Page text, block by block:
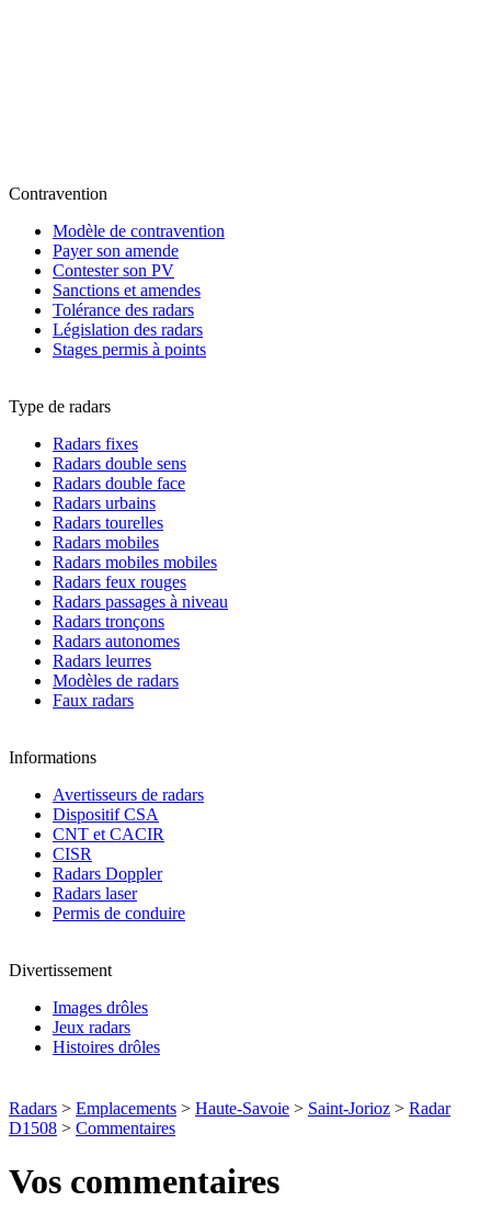
Contravention
Modèle de contravention
Payer son amende
Contester son PV
Sanctions et amendes
Tolérance des radars
Législation des radars
Stages permis à points
Type de radars
Radars fixes
Radars double sens
Radars double face
Radars urbains
Radars tourelles
Radars mobiles
Radars mobiles mobiles
Radars feux rouges
Radars passages à niveau
Radars tronçons
Radars autonomes
Radars leurres
Modèles de radars
Faux radars
Informations
Avertisseurs de radars
Dispositif CSA
CNT et CACIR
CISR
Radars Doppler
Radars laser
Permis de conduire
Divertissement
Images drôles
Jeux radars
Histoires drôles
Radars > Emplacements > Haute-Savoie > Saint-Jorioz > Radar
D1508 > Commentaires
Vos commentaires